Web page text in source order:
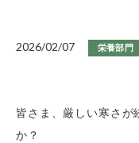
2026/02/07 栄養部門
皆さま、厳しい寒さが
か？